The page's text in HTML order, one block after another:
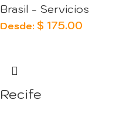
Brasil - Servicios
Desde: $ 175.00
Recife